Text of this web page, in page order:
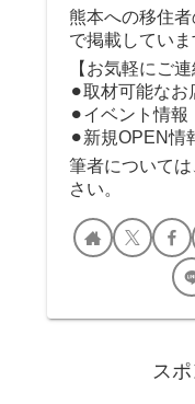
熊本への移住
で掲載していま
【お気軽にご
⚫︎取材可能なお
⚫︎イベント情報
⚫︎新規OPEN情
筆者について
さい。
ス